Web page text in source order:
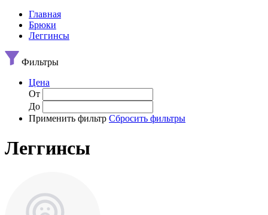
Главная
Брюки
Леггинсы
Фильтры
Цена
От
До
Применить фильтр Сбросить фильтры
Леггинсы